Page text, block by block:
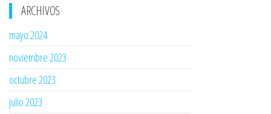
ARCHIVOS
mayo 2024
noviembre 2023
octubre 2023
julio 2023